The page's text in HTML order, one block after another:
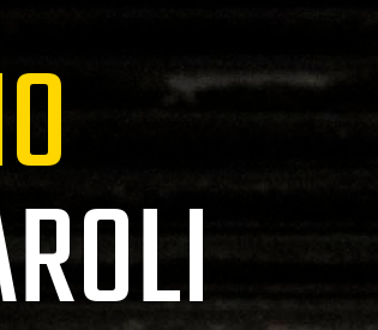
una partecipazione a film,
spot pubblicitari,
o sottopormi qualsiasi